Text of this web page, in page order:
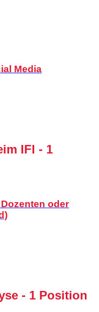
Media
IFI - 1
oder
- 1 Position